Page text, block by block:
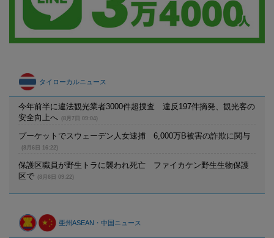
タイローカルニュース
今年前半に違法観光業者3000件超捜査 違反197件摘発、観光客の
安全向上へ
(8月7日 09:04)
プーケットでスウェーデン人女逮捕 6,000万B被害の詐欺に関与
(8月6日 16:22)
保護区職員が野生トラに襲われ死亡 ファイカケン野生生物保護
区で
(8月6日 09:22)
亜州ASEAN・中国ニュース